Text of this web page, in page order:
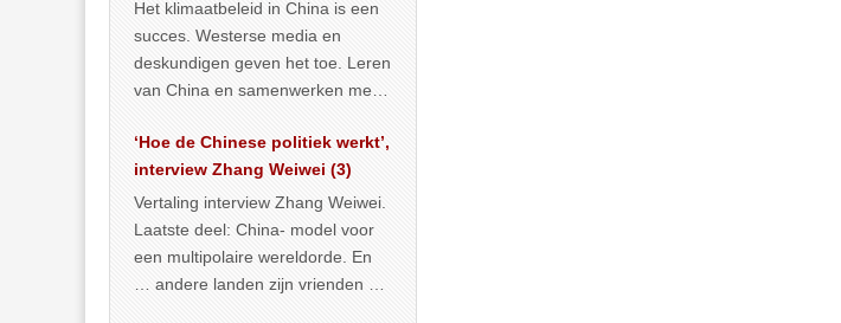
Het klimaatbeleid in China is een
succes. Westerse media en
deskundigen geven het toe. Leren
van China en samenwerken met
… >> lees meer
‘Hoe de Chinese politiek werkt’,
interview Zhang Weiwei (3)
Vertaling interview Zhang Weiwei.
Laatste deel: China- model voor
een multipolaire wereldorde. En
… andere landen zijn vrienden of